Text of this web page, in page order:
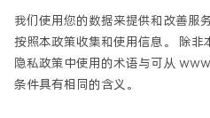
我们使用您的数据来提供和改善服
按照本政策收集和使用信息。 除非
隐私政策中使用的术语与可从
条件具有相同的含义。